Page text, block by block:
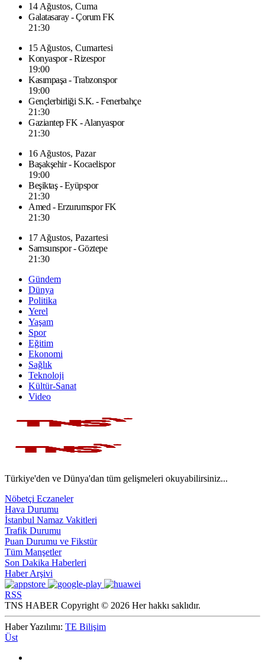
14 Ağustos, Cuma
Galatasaray - Çorum FK
21:30
15 Ağustos, Cumartesi
Konyaspor - Rizespor
19:00
Kasımpaşa - Trabzonspor
19:00
Gençlerbirliği S.K. - Fenerbahçe
21:30
Gaziantep FK - Alanyaspor
21:30
16 Ağustos, Pazar
Başakşehir - Kocaelispor
19:00
Beşiktaş - Eyüpspor
21:30
Amed - Erzurumspor FK
21:30
17 Ağustos, Pazartesi
Samsunspor - Göztepe
21:30
Gündem
Dünya
Politika
Yerel
Yaşam
Spor
Eğitim
Ekonomi
Sağlık
Teknoloji
Kültür-Sanat
Video
Türkiye'den ve Dünya'dan tüm gelişmeleri okuyabilirsiniz...
Nöbetçi Eczaneler
Hava Durumu
İstanbul Namaz Vakitleri
Trafik Durumu
Puan Durumu ve Fikstür
Tüm Manşetler
Son Dakika Haberleri
Haber Arşivi
RSS
TNS HABER Copyright © 2026 Her hakkı saklıdır.
Haber Yazılımı: TE Bilişim
Üst